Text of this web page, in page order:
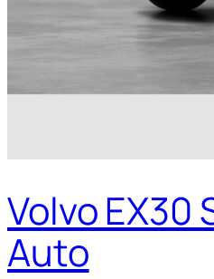
Volvo
Auto